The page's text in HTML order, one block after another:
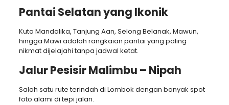
Pantai Selatan yang Ikonik
Kuta Mandalika, Tanjung Aan, Selong Belanak, Mawun,
hingga Mawi adalah rangkaian pantai yang paling
nikmat dijelajahi tanpa jadwal ketat.
Jalur Pesisir Malimbu – Nipah
Salah satu rute terindah di Lombok dengan banyak spot
foto alami di tepi jalan.